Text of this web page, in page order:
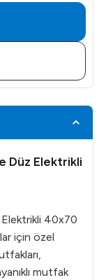
Düz Elektrikli
40x70
için özel
mutfak